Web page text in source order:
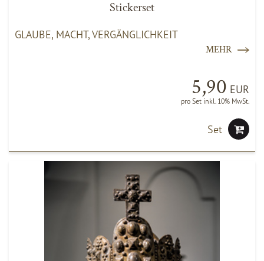
Stickerset
GLAUBE, MACHT, VERGÄNGLICHKEIT
MEHR
5,90 EUR
pro Set inkl. 10% MwSt.
Set